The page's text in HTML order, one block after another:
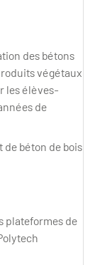
des bétons
végétaux
les élèves-
de
béton de bois
plateformes de